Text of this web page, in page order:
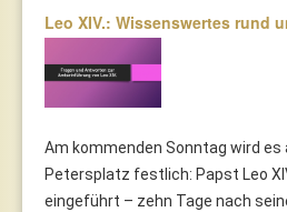
Leo XIV.: Wissenswertes rund
Am kommenden Sonntag wird es
Petersplatz festlich: Papst Leo
eingeführt – zehn Tage nach